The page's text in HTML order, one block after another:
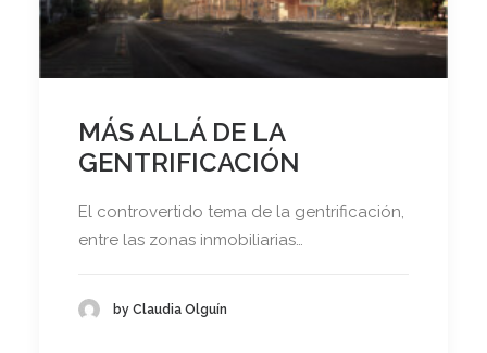
MÁS ALLÁ DE LA
GENTRIFICACIÓN
El controvertido tema de la gentrificación,
entre las zonas inmobiliarias…
by Claudia Olguín